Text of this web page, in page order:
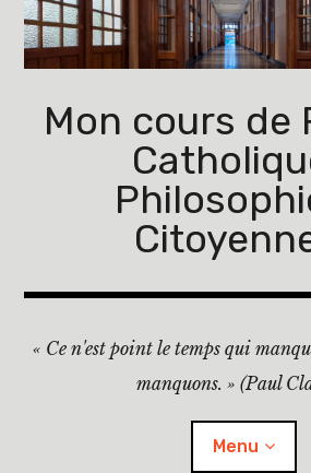
Accéder
contenu
Mon cours de
« Ce n'est point le temps qui
manquons. » (Paul
Menu